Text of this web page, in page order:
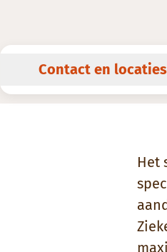
Contact en locaties
Het